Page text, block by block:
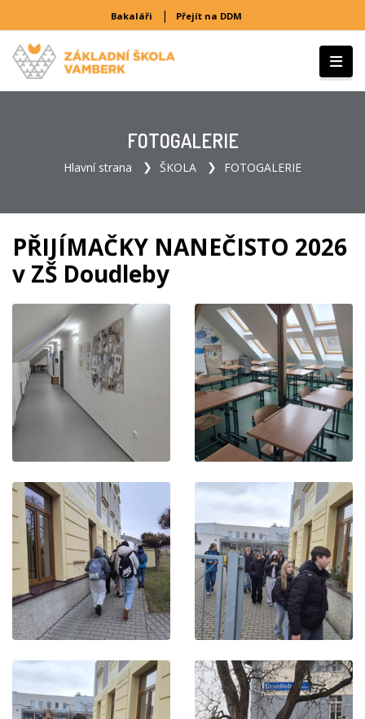
Bakaláři | Přejít na DDM
FOTOGALERIE
Hlavní strana ŠKOLA FOTOGALERIE
PŘIJÍMAČKY NANEČISTO 2026
v ZŠ Doudleby